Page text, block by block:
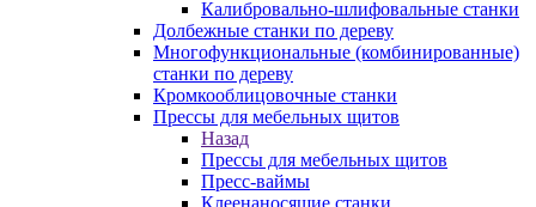
Калибровально-шлифовальные станки
Долбежные станки по дереву
Многофункциональные (комбинированные)
станки по дереву
Кромкооблицовочные станки
Прессы для мебельных щитов
Назад
Прессы для мебельных щитов
Пресс-ваймы
Клеенаносящие станки